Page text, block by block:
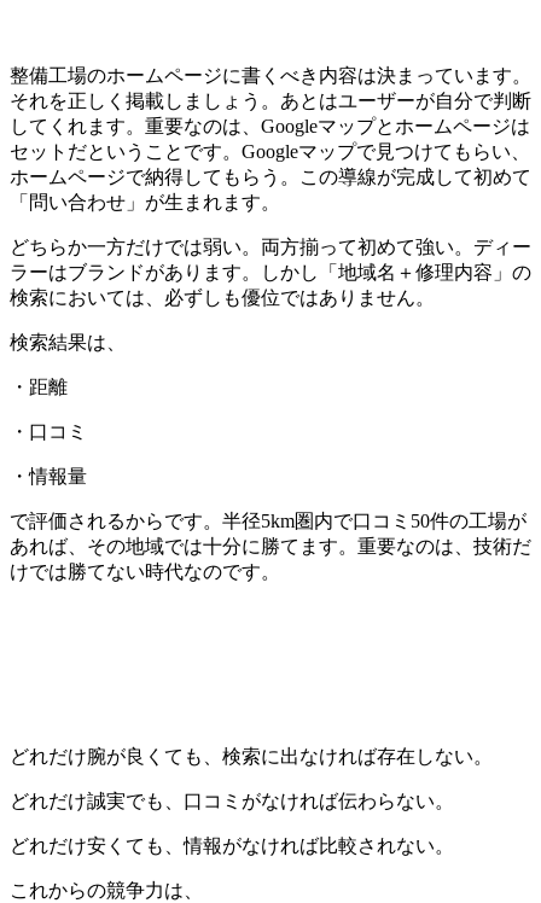
整備工場のホームページに書くべき内容は決まっています。
それを正しく掲載しましょう。あとはユーザーが自分で判断
してくれます。重要なのは、Googleマップとホームページは
セットだということです。Googleマップで見つけてもらい、
ホームページで納得してもらう。この導線が完成して初めて
「問い合わせ」が生まれます。
どちらか一方だけでは弱い。両方揃って初めて強い。ディー
ラーはブランドがあります。しかし「地域名＋修理内容」の
検索においては、必ずしも優位ではありません。
検索結果は、
・距離
・口コミ
・情報量
で評価されるからです。半径5km圏内で口コミ50件の工場が
あれば、その地域では十分に勝てます。重要なのは、技術だ
けでは勝てない時代なのです。
どれだけ腕が良くても、検索に出なければ存在しない。
どれだけ誠実でも、口コミがなければ伝わらない。
どれだけ安くても、情報がなければ比較されない。
これからの競争力は、